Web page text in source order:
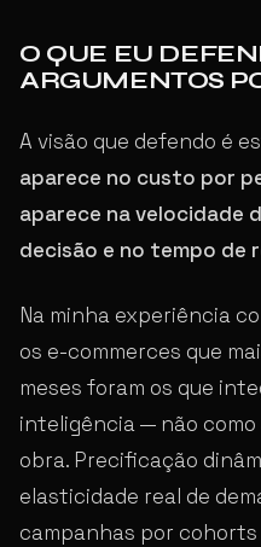
O QUE EU
ARGUMENTOS
A visão que defendo é
aparece no custo por
aparece na velocidade
decisão e no tempo de
Na minha experiência
os e-commerces que
meses foram os que
inteligência — não
obra. Precificação
elasticidade real de
campanhas por